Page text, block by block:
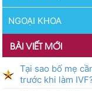
NGOẠI KHOA
BÀI VIẾT MỚI
Tại sao bố mẹ
trước khi làm